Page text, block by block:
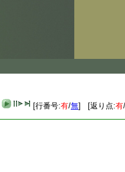
[行番号:有/無] [返り点:有/